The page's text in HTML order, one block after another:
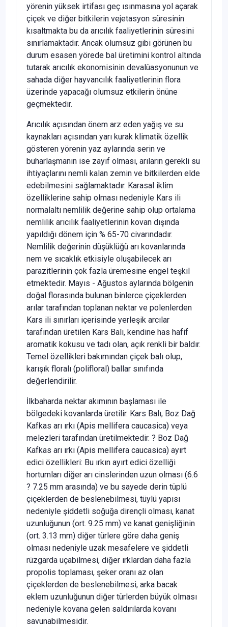
yörenin yüksek irtifası geç ısınmasına yol açarak
çiçek ve diğer bitkilerin vejetasyon süresinin
kısaltmakta bu da arıcılık faaliyetlerinin süresini
sınırlamaktadır. Ancak olumsuz gibi görünen bu
durum esasen yörede bal üretimini kontrol altında
tutarak arıcılık ekonomisinin devalüasyonunun ve
sahada diğer hayvancılık faaliyetlerinin flora
üzerinde yapacağı olumsuz etkilerin önüne
geçmektedir.
Arıcılık açısından önem arz eden yağış ve su
kaynakları açısından yarı kurak klimatik özellik
gösteren yörenin yaz aylarında serin ve
buharlaşmanın ise zayıf olması, arıların gerekli su
ihtiyaçlarını nemli kalan zemin ve bitkilerden elde
edebilmesini sağlamaktadır. Karasal iklim
özelliklerine sahip olması nedeniyle Kars ili
normalaltı nemlilik değerine sahip olup ortalama
nemlilik arıcılık faaliyetlerinin kovan dışında
yapıldığı dönem için % 65-70 civarındadır.
Nemlilik değerinin düşüklüğü arı kovanlarında
nem ve sıcaklık etkisiyle oluşabilecek arı
parazitlerinin çok fazla üremesine engel teşkil
etmektedir. Mayıs - Ağustos aylarında bölgenin
doğal florasında bulunan binlerce çiçeklerden
arılar tarafından toplanan nektar ve polenlerden
Kars ili sınırları içerisinde yerleşik arcılar
tarafından üretilen Kars Balı, kendine has hafif
aromatik kokusu ve tadı olan, açık renkli bir baldır.
Temel özellikleri bakımından çiçek balı olup,
karışık floralı (polifloral) ballar sınıfında
değerlendirilir.
İlkbaharda nektar akımının başlaması ile
bölgedeki kovanlarda üretilir. Kars Balı, Boz Dağ
Kafkas arı ırkı (Apis mellifera caucasica) veya
melezleri tarafından üretilmektedir. ? Boz Dağ
Kafkas arı ırkı (Apis mellifera caucasica) ayırt
edici özellikleri: Bu ırkın ayırt edici özelliği
hortumları diğer arı cinslerinden uzun olması (6.6
? 7.25 mm arasında) ve bu sayede derin tüplü
çiçeklerden de beslenebilmesi, tüylü yapısı
nedeniyle şiddetli soğuğa dirençli olması, kanat
uzunluğunun (ort. 9.25 mm) ve kanat genişliğinin
(ort. 3.13 mm) diğer türlere göre daha geniş
olması nedeniyle uzak mesafelere ve şiddetli
rüzgarda uçabilmesi, diğer ırklardan daha fazla
propolis toplaması, şeker oranı az olan
çiçeklerden de beslenebilmesi, arka bacak
eklem uzunluğunun diğer türlerden büyük olması
nedeniyle kovana gelen saldırılarda kovanı
savunabilmesidir.